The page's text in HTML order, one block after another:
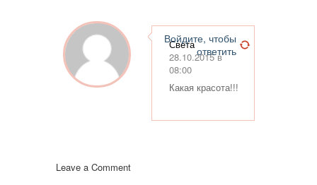
Света
28.10.2015 в
08:00
Какая красота!!!
Войдите, чтобы
ответить
Leave a Comment